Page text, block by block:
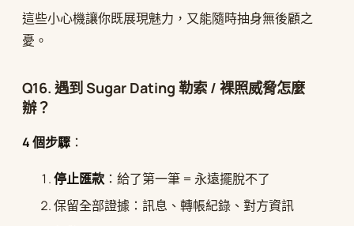
這些小心機讓你既展現魅力，又能隨時抽身無後顧之
憂。
Q16. 遇到 Sugar Dating 勒索 / 裸照威脅怎麼
辦？
4 個步驟 ：
停止匯款 ：給了第一筆 = 永遠擺脫不了
保留全部證據：訊息、轉帳紀錄、對方資訊